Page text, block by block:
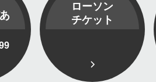
ローソン
チケット